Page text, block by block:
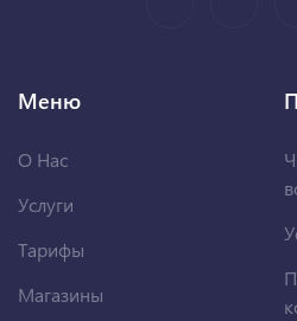
Меню
О Нас
Услуги
Тарифы
Магазины